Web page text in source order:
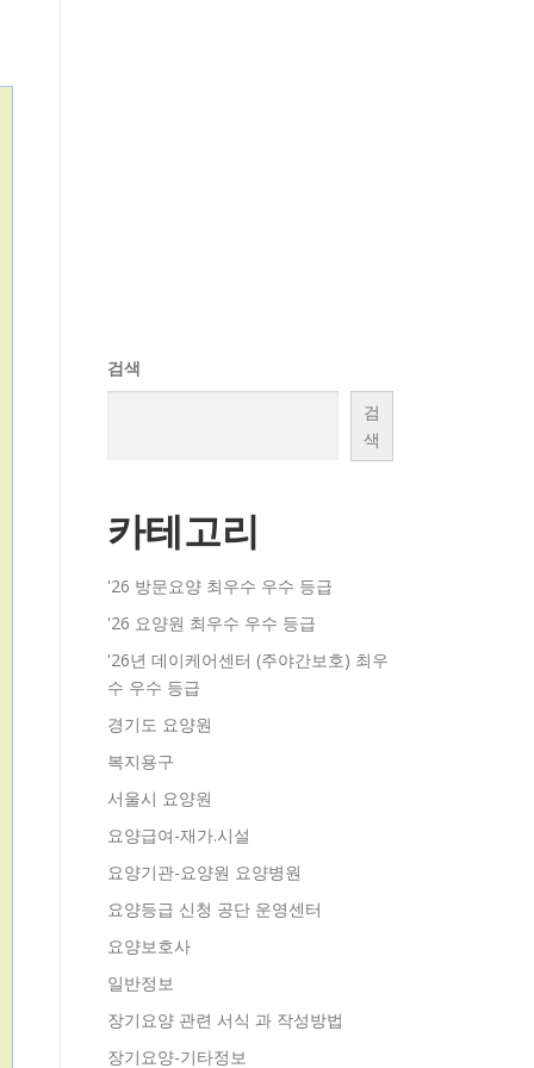
검색
검
색
카테고리
'26 방문요양 최우수 우수 등급
'26 요양원 최우수 우수 등급
'26년 데이케어센터 (주야간보호) 최우
수 우수 등급
경기도 요양원
복지용구
서울시 요양원
요양급여-재가.시설
요양기관-요양원 요양병원
요양등급 신청 공단 운영센터
요양보호사
일반정보
장기요양 관련 서식 과 작성방법
장기요양-기타정보